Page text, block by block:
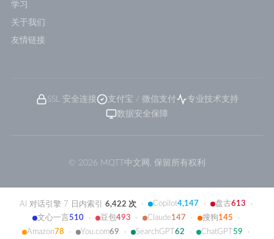
学习
关于我们
友情链接
SSL 安全连接 支付宝 / 微信支付
专业技术支持
数据安全保障
© 2026 MQTT中文网. 保留所有权利
AI 对话引擎 7 日内索引 6,422 次· Copilot4,147 · 盘古613 ·
文心一言 510· 豆包493 · Claude147 · 搜狗 145 ·
Amazon78 · You.com69 · SearchGPT 62 · ChatGPT 59 ·